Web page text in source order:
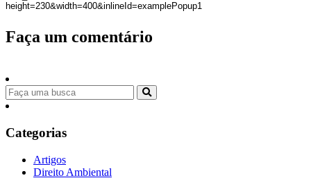
Faça um comentário
Categorias
Artigos
Direito Ambiental